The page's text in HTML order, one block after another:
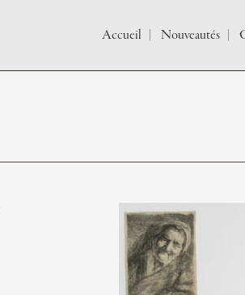
Accueil Nouveautés